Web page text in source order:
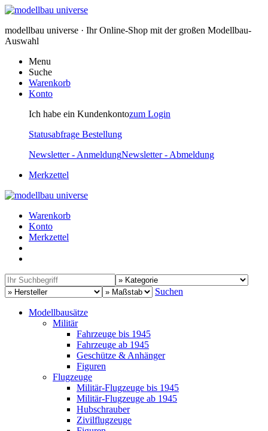
modellbau universe · Ihr Online-Shop mit der großen Modellbau-
Auswahl
Menu
Suche
Warenkorb
Konto
Ich habe ein Kundenkontozum Login
Statusabfrage Bestellung
Newsletter - AnmeldungNewsletter - Abmeldung
Merkzettel
Warenkorb
Konto
Merkzettel
Suchen
Modellbausätze
Militär
Fahrzeuge bis 1945
Fahrzeuge ab 1945
Geschütze & Anhänger
Figuren
Flugzeuge
Militär-Flugzeuge bis 1945
Militär-Flugzeuge ab 1945
Hubschrauber
Zivilflugzeuge